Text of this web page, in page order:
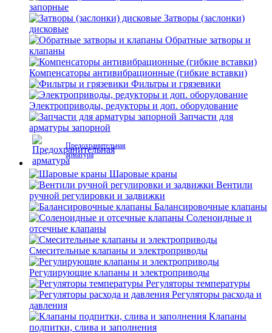
запорные
Затворы (заслонки)
дисковые
Обратные затворы и
клапаны
Компенсаторы антивибрационные (гибкие вставки)
Фильтры и грязевики
Электроприводы, редукторы и доп. оборудование
Запчасти для
арматуры запорной
Предохранительная
арматура
Шаровые краны
Вентили
ручной регулировки и задвижки
Балансировочные клапаны
Соленоидные и
отсечные клапаны
Смесительные клапаны и электроприводы
Регулирующие клапаны и электроприводы
Регуляторы температуры
Регуляторы расхода и
давления
Клапаны
подпитки, слива и заполнения